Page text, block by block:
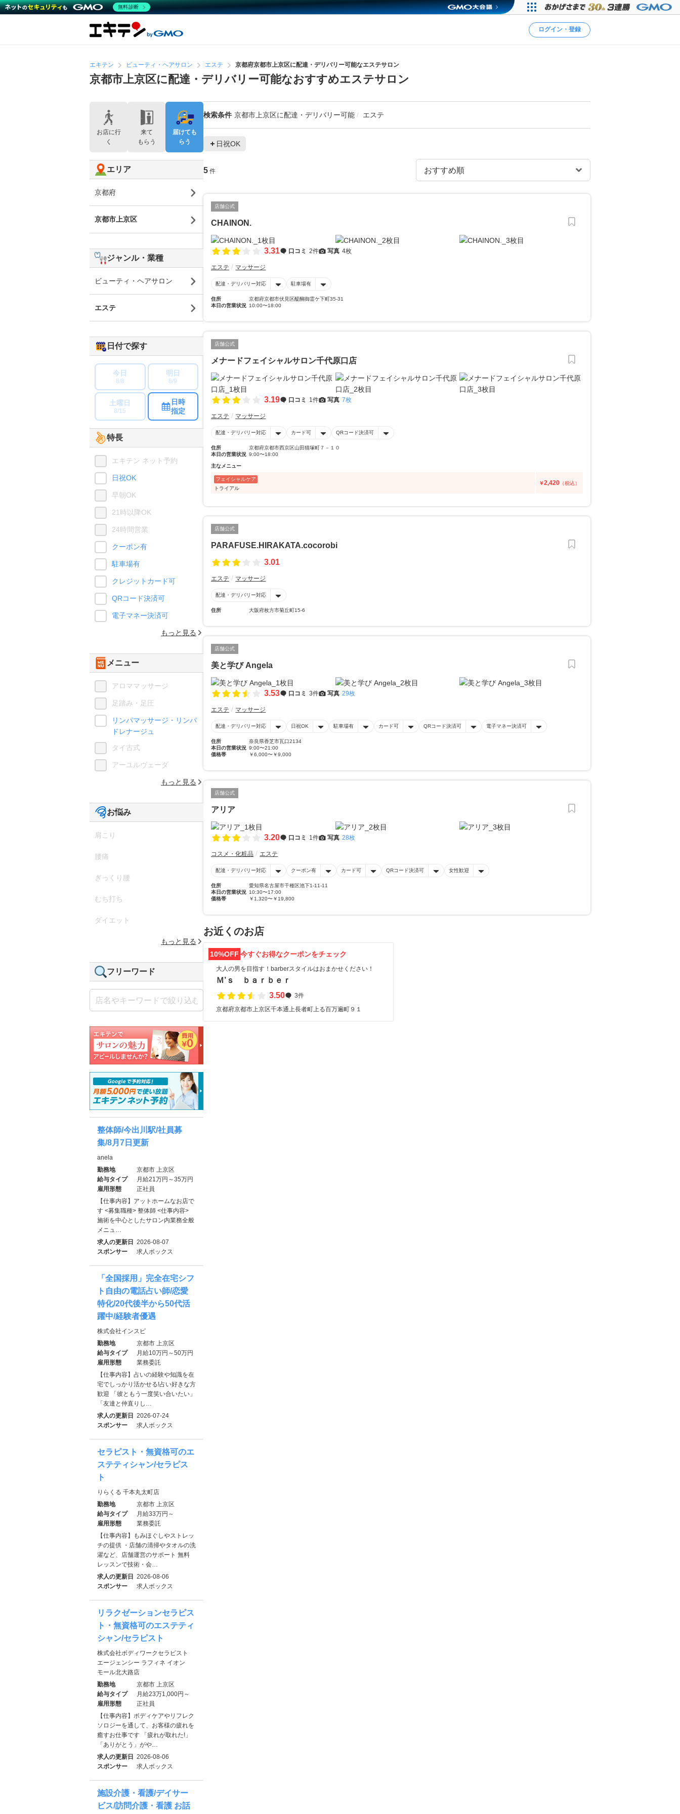
ログイン・登録
エキテン ビューティ・ヘアサロン エステ 京都府京都市上京区に配達・デリバリー可能なエステサロン
京都市上京区に配達・デリバリー可能なおすすめエステサロン
検索条件 京都市上京区に配達・デリバリー可能 エステ
日祝OK
5 件
店舗公式
CHAINON.
3.31 口コミ 2件 写真 4枚
エステ マッサージ
配達・デリバリー対応 駐車場有
住所
京都府京都市伏見区醍醐御霊ケ下町35-31
本日の営業状況 10:00〜18:00
店舗公式
メナードフェイシャルサロン千代原口店
3.19 口コミ 1件 写真 7枚
エステ マッサージ
配達・デリバリー対応 カード可 QRコード決済可
住所
京都府京都市西京区山田猫塚町７－１０
本日の営業状況 9:00〜18:00
主なメニュー
フェイシャルケア
トライアル
￥2,420 （税込）
店舗公式
PARAFUSE.HIRAKATA.cocorobi
3.01
エステ マッサージ
配達・デリバリー対応
住所 大阪府枚方市菊丘町15-6
店舗公式
美と学び Angela
3.53 口コミ 3件 写真 29枚
エステ マッサージ
配達・デリバリー対応 日祝OK 駐車場有 カード可 QRコード決済可 電子マネー決済可
住所
奈良県香芝市瓦口2134
本日の営業状況 9:00〜21:00
価格帯
￥6,000〜￥9,000
店舗公式
アリア
3.20 口コミ 1件 写真 28枚
コスメ・化粧品 エステ
配達・デリバリー対応 クーポン有 カード可 QRコード決済可 女性歓迎
住所
愛知県名古屋市千種区池下1-11-11
本日の営業状況 10:30〜17:00
価格帯
￥1,320〜￥19,800
お近くのお店
10%OFF 今すぐお得なクーポンをチェック
大人の男を目指す！barberスタイルはおまかせください！
Ｍ’ｓ ｂａｒｂｅｒ
3.50
3件
京都府京都市上京区千本通上長者町上る百万遍町９１
お店に行
く
来て
もらう
届けても
らう
エリア
京都府
京都市上京区
ジャンル・業種
ビューティ・ヘアサロン
エステ
日付で探す
今日
8/8
明日
8/9
土曜日
8/15
日時
指定
特長
エキテン ネット予約
日祝OK
早朝OK
21時以降OK
24時間営業
クーポン有
駐車場有
クレジットカード可
QRコード決済可
電子マネー決済可
もっと見る
メニュー
アロママッサージ
足踏み・足圧
リンパマッサージ・リンパ
ドレナージュ
タイ古式
アーユルヴェーダ
もっと見る
お悩み
肩こり
腰痛
ぎっくり腰
むち打ち
ダイエット
もっと見る
フリーワード
整体師/今出川駅/社員募
集/8月7日更新
anela
勤務地
京都市 上京区
給与タイプ
月給21万円～35万円
雇用形態
正社員
【仕事内容】アットホームなお店で
す <募集職種> 整体師 <仕事内容>
施術を中心としたサロン内業務全般
メニュ…
求人の更新日
2026-08-07
スポンサー
求人ボックス
「全国採用」完全在宅シフ
ト自由の電話占い師/恋愛
特化/20代後半から50代活
躍中/経験者優遇
株式会社インスピ
勤務地
京都市 上京区
給与タイプ
月給10万円～50万円
雇用形態
業務委託
【仕事内容】占いの経験や知識を在
宅でしっかり活かせる!占い好きな方
歓迎 「彼ともう一度笑い合いたい」
「友達と仲直りし…
求人の更新日
2026-07-24
スポンサー
求人ボックス
セラピスト・無資格可のエ
ステティシャン/セラピス
ト
りらくる 千本丸太町店
勤務地
京都市 上京区
給与タイプ
月給33万円～
雇用形態
業務委託
【仕事内容】もみほぐしやストレッ
チの提供 ・店舗の清掃やタオルの洗
濯など、店舗運営のサポート 無料
レッスンで技術・会…
求人の更新日
2026-08-06
スポンサー
求人ボックス
リラクゼーションセラピス
ト・無資格可のエステティ
シャン/セラピスト
株式会社ボディワークセラピスト
エージェンシー ラフィネ イオン
モール北大路店
勤務地
京都市 上京区
給与タイプ
月給23万1,000円～
雇用形態
正社員
【仕事内容】ボディケアやリフレク
ソロジーを通して、お客様の疲れを
癒すお仕事です 「疲れが取れた!」
「ありがとう」がや…
求人の更新日
2026-08-06
スポンサー
求人ボックス
施設介護・看護/デイサー
ビス/訪問介護・看護 お話
無料診断